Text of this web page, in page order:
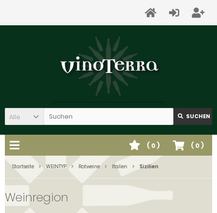
Alle SUCHEN
( 0)
( 0)
Startseite WEINTYP Rotweine Italien Sizilien
Weinregion